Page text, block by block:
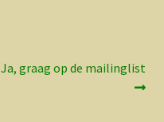
Volgend
Ja, graag op de mailinglist